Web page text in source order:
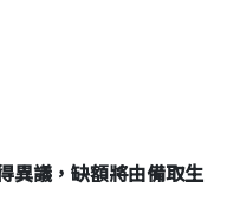
異議，缺額將由備取生